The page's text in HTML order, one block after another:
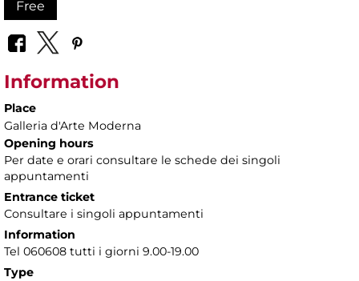
Free
Information
Place
Galleria d'Arte Moderna
Opening hours
Per date e orari consultare le schede dei singoli
appuntamenti
Entrance ticket
Consultare i singoli appuntamenti
Information
Tel 060608 tutti i giorni 9.00-19.00
Type